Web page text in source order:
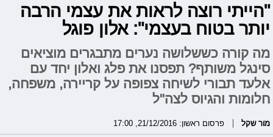
"הייתי רוצה לראות את עצמי הרבה
יותר בטוח בעצמי": אלון פוגל
מה קורה כששלושה נערים מתבגרים מוציאים
סינגל משותף? תפסנו את פלג ואלון יחד עם
אלעד תבורי לשיחה צפופה על קריירה, משפחה,
חלומות והגיוס לצה"ל
מור שקל פרסום ראשון: 21/12/2016, 17:00